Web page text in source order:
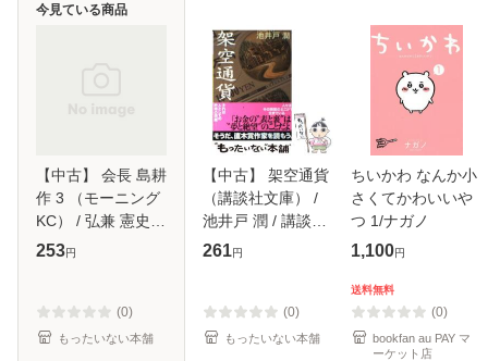
【中古】 会長 島耕
作 3 （モーニング
KC） / 弘兼 憲史 /
講談社 [コミック]
253円
(0)
もったいない本舗
今見ている商品
【中古】 架空通貨
（講談社文庫） /
池井戸 潤 / 講談社
[文庫]【メール便送
261円
(0)
もったいない本舗
ちいかわ なんか小
さくてかわいいや
つ 1/ナガノ
1,100円
送料無料
(0)
bookfan au PAY マ
ーケット店